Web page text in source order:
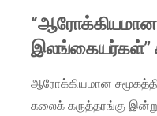
“ஆரோக்கியமான
இலங்கையர்கள்”
ஆரோக்கியமான
கலைக் கருத்தரங்கு இன்று